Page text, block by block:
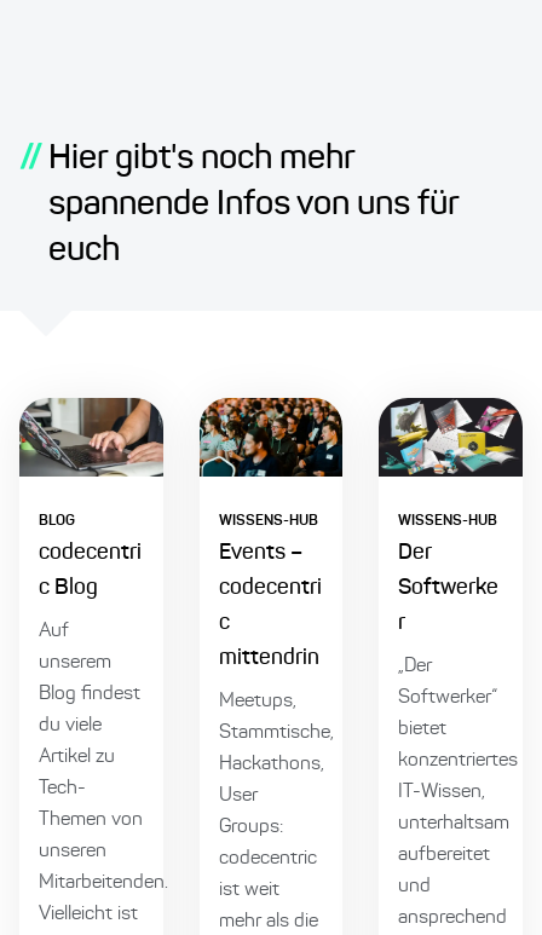
// Hier gibt's noch mehr
spannende Infos von uns für
euch
BLOG
codecentri
c Blog
Auf
unserem
Blog findest
du viele
Artikel zu
Tech-
Themen von
unseren
Mitarbeitenden.
Vielleicht ist
WISSENS-HUB
Events –
codecentri
c
mittendrin
Meetups,
Stammtische,
Hackathons,
User
Groups:
codecentric
ist weit
mehr als die
WISSENS-HUB
Der
Softwerke
r
„Der
Softwerker“
bietet
konzentriertes
IT-Wissen,
unterhaltsam
aufbereitet
und
ansprechend